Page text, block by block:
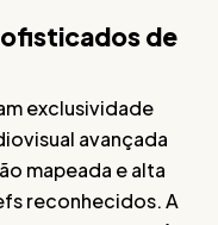
de
exclusividade
avançada
mapeada e alta
reconhecidos. A